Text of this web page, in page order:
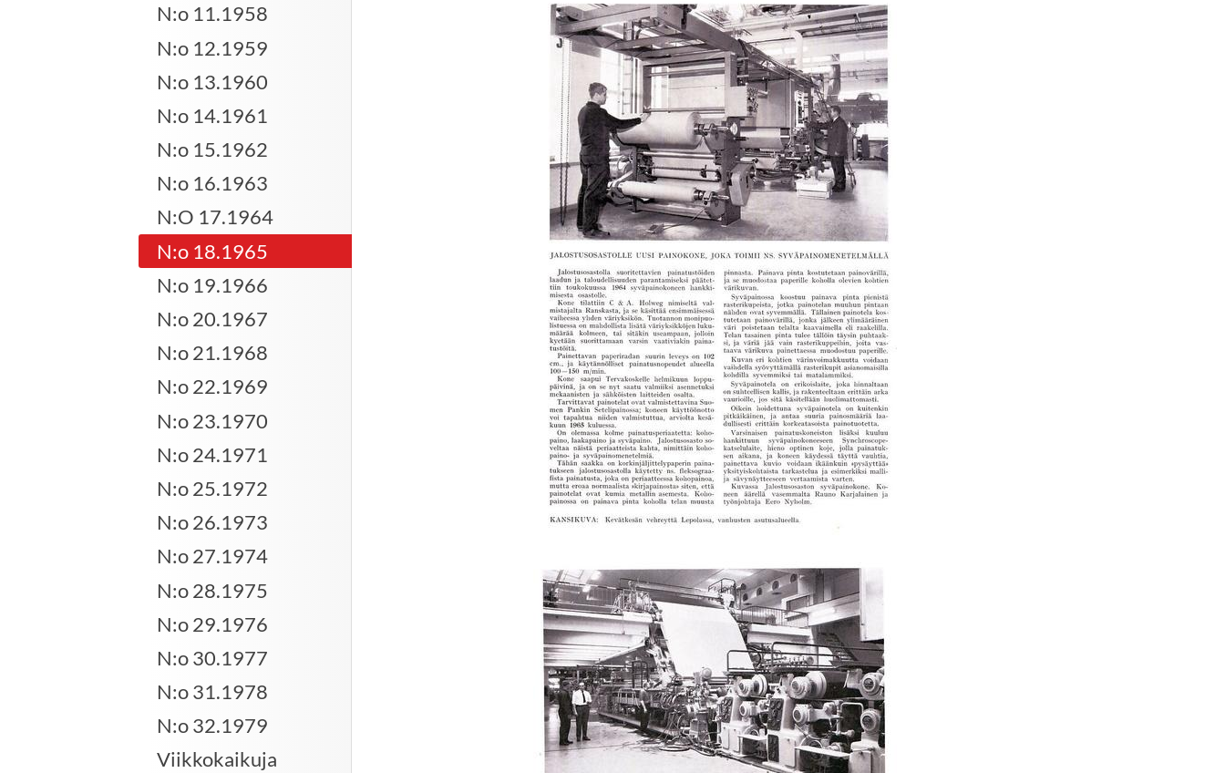
N:o 11.1958
N:o 12.1959
N:o 13.1960
N:o 14.1961
N:o 15.1962
N:o 16.1963
N:O 17.1964
N:o 18.1965
N:o 19.1966
N:o 20.1967
N:o 21.1968
N:o 22.1969
N:o 23.1970
N:o 24.1971
N:o 25.1972
N:o 26.1973
N:o 27.1974
N:o 28.1975
N:o 29.1976
N:o 30.1977
N:o 31.1978
N:o 32.1979
Viikkokaikuja